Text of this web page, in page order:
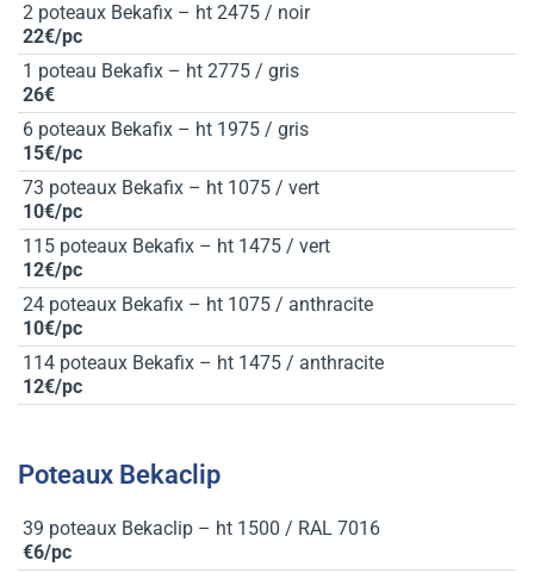
2 poteaux Bekafix – ht 2475 / noir
22€/pc
1 poteau Bekafix – ht 2775 / gris
26€
6 poteaux Bekafix – ht 1975 / gris
15€/pc
73 poteaux Bekafix – ht 1075 / vert
10€/pc
115 poteaux Bekafix – ht 1475 / vert
12€/pc
24 poteaux Bekafix – ht 1075 / anthracite
10€/pc
114 poteaux Bekafix – ht 1475 / anthracite
12€/pc
Poteaux Bekaclip
39 poteaux Bekaclip – ht 1500 / RAL 7016
€6/pc